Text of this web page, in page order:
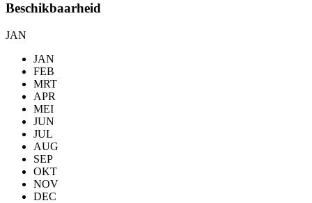
Beschikbaarheid
JAN
JAN
FEB
MRT
APR
MEI
JUN
JUL
AUG
SEP
OKT
NOV
DEC